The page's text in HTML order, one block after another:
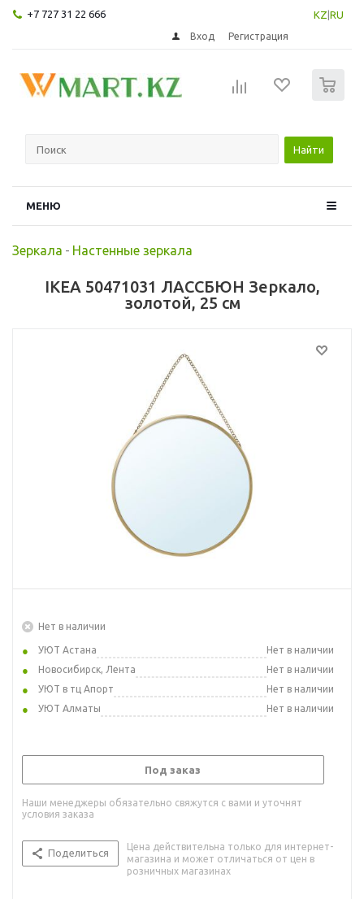
+7 727 31 22 666 KZ RU
Вход Регистрация
Найти
МЕНЮ
Зеркала - Настенные зеркала
IKEA 50471031 ЛАССБЮН Зеркало,
золотой, 25 см
Нет в наличии
УЮТ Астана
Нет в наличии
Новосибирск, Лента
Нет в наличии
УЮТ в тц Апорт
Нет в наличии
УЮТ Алматы
Нет в наличии
Под заказ
Наши менеджеры обязательно свяжутся с вами и уточнят
условия заказа
Поделиться
Цена действительна только для интернет-
магазина и может отличаться от цен в
розничных магазинах